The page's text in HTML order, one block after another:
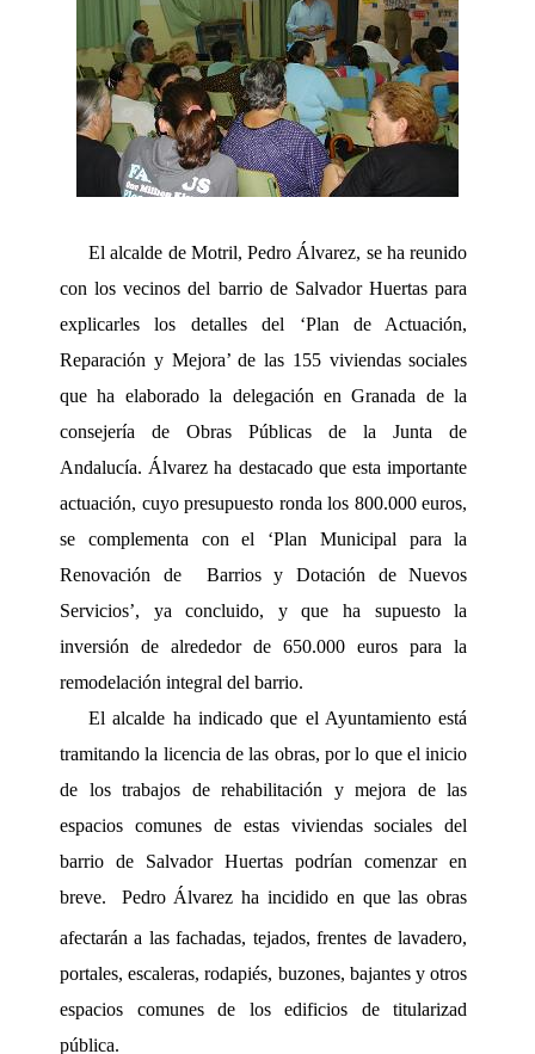
El alcalde de Motril, Pedro Álvarez, se ha reunido
con los vecinos del barrio de Salvador Huertas para
explicarles los detalles del ‘Plan de Actuación,
Reparación y Mejora’ de las 155 viviendas sociales
que ha elaborado la delegación en Granada de la
consejería de Obras Públicas de la Junta de
Andalucía. Álvarez ha destacado que esta importante
actuación, cuyo presupuesto ronda los 800.000 euros,
se complementa conel ‘Plan Municipal para la
Renovación de
Barrios y Dotación de Nuevos
Servicios’, ya concluido, y que ha supuesto la
inversión de alrededor de 650.000 euros para la
remodelación integral del barrio.
El alcalde ha indicado que el Ayuntamiento está
tramitando la licencia de las obras, por lo que el inicio
de los trabajos de rehabilitación y mejora de las
espacios comunes de estas viviendas sociales del
barrio de Salvador Huertas podrían comenzar en
breve.
Pedro Álvarez ha incidido en que las obras
afectarán a las fachadas, tejados, frentes de lavadero,
portales, escaleras, rodapiés, buzones, bajantes y otros
espacios comunes de los edificios de titularizad
pública.